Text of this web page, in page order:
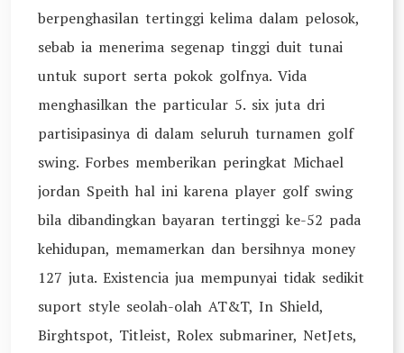
berpenghasilan tertinggi kelima dalam pelosok,
sebab ia menerima segenap tinggi duit tunai
untuk suport serta pokok golfnya. Vida
menghasilkan the particular 5. six juta dri
partisipasinya di dalam seluruh turnamen golf
swing. Forbes memberikan peringkat Michael
jordan Speith hal ini karena player golf swing
bila dibandingkan bayaran tertinggi ke-52 pada
kehidupan, memamerkan dan bersihnya money
127 juta. Existencia jua mempunyai tidak sedikit
suport style seolah-olah AT&T, In Shield,
Birghtspot, Titleist, Rolex submariner, NetJets,